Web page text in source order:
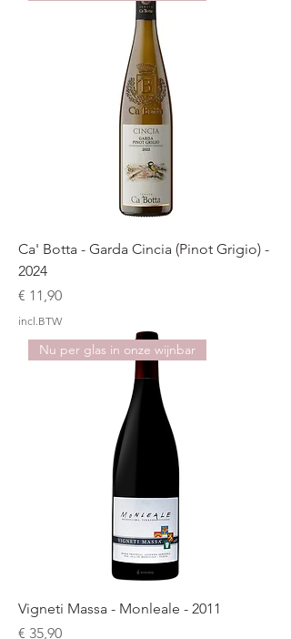
Ca' Botta - Garda Cincia (Pinot Grigio) -
2024
Prijs
€ 11,90
incl.BTW
Nu per glas in onze wijnbar
Vigneti Massa - Monleale - 2011
Prijs
€ 35,90